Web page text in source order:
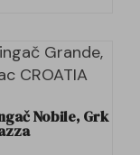
Nobile, Grk